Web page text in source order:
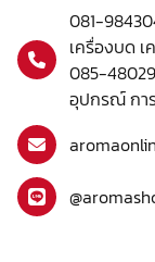
Macap
Other
Automatic
Smoothie
Tumbler
Tea maker
Drink glass
โกโก้
น้ำผลไม้ผสมเ
ผงสำเร็จรูป
ผลิตภัณฑ์กลุ่มก
081-
เครื่องบด
085-
อุปกรณ์ กา